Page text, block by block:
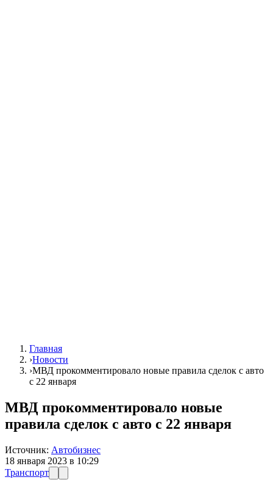
Главная
›Новости
›МВД прокомментировало новые правила сделок с авто
с 22 января
МВД прокомментировало новые
правила сделок с авто с 22 января
Источник: Автобизнес
18 января 2023 в 10:29
Транспорт